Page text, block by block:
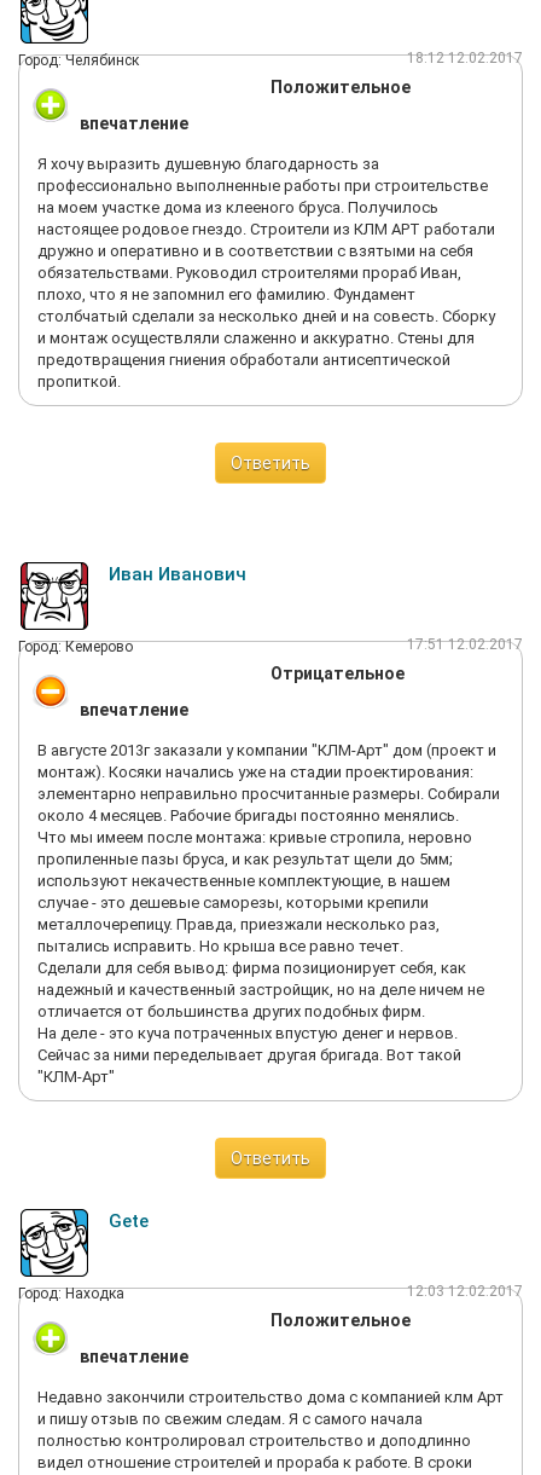
Город: Челябинск 18:12 12.02.2017
Положительное
впечатление
Я хочу выразить душевную благодарность за
профессионально выполненные работы при строительстве
на моем участке дома из клееного бруса. Получилось
настоящее родовое гнездо. Строители из КЛМ АРТ работали
дружно и оперативно и в соответствии с взятыми на себя
обязательствами. Руководил строителями прораб Иван,
плохо, что я не запомнил его фамилию. Фундамент
столбчатый сделали за несколько дней и на совесть. Сборку
и монтаж осуществляли слаженно и аккуратно. Стены для
предотвращения гниения обработали антисептической
пропиткой.
Ответить
Иван Иванович
Город: Кемерово 17:51 12.02.2017
Отрицательное
впечатление
В августе 2013г заказали у компании "КЛМ-Арт" дом (проект и
монтаж). Косяки начались уже на стадии проектирования:
элементарно неправильно просчитанные размеры. Собирали
около 4 месяцев. Рабочие бригады постоянно менялись.
Что мы имеем после монтажа: кривые стропила, неровно
пропиленные пазы бруса, и как результат щели до 5мм;
используют некачественные комплектующие, в нашем
случае - это дешевые саморезы, которыми крепили
металлочерепицу. Правда, приезжали несколько раз,
пытались исправить. Но крыша все равно течет.
Сделали для себя вывод: фирма позиционирует себя, как
надежный и качественный застройщик, но на деле ничем не
отличается от большинства других подобных фирм.
На деле - это куча потраченных впустую денег и нервов.
Сейчас за ними переделывает другая бригада. Вот такой
"КЛМ-Арт"
Ответить
Gete
Город: Находка 12:03 12.02.2017
Положительное
впечатление
Недавно закончили строительство дома с компанией клм Арт
и пишу отзыв по свежим следам. Я с самого начала
полностью контролировал строительство и доподлинно
видел отношение строителей и прораба к работе. В сроки